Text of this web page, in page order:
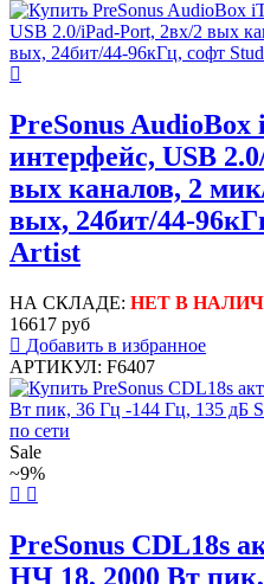
PreSonus
интерфейс, USB
вых каналов, 2
вых, 24бит/44-
Artist
НА СКЛАДЕ: НЕТ В
16617 руб
Добавить в избранное
АРТИКУЛ: F6407
Sale
~9%
PreSonus CDL18s
НЧ 18, 2000 Вт